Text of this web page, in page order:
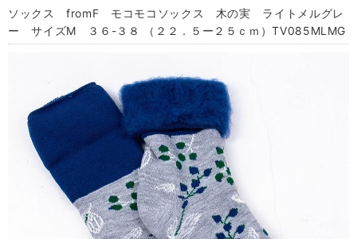
ソックス fromF モコモコソックス 木の実 ライトメルグレ
ー サイズM ３６-３８ （２２．５ー２５ｃｍ）TV085MLMG